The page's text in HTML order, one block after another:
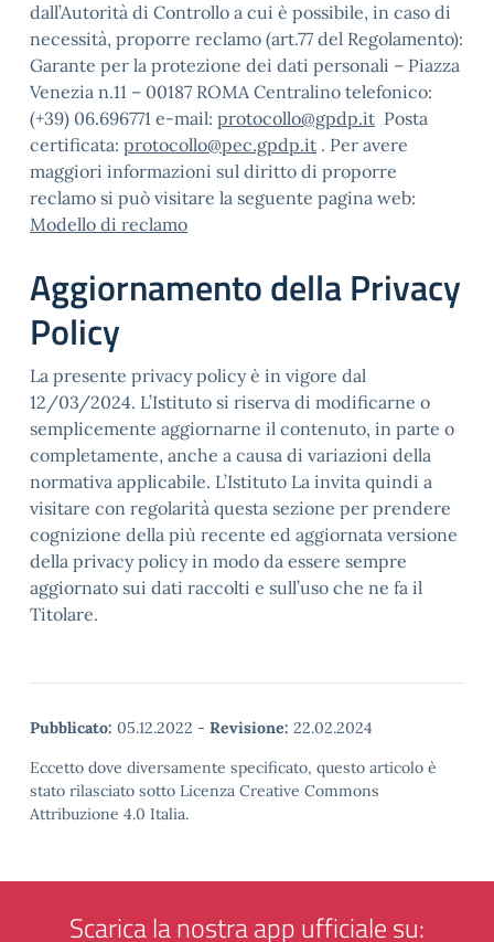
dall’Autorità di Controllo a cui è possibile, in caso di
necessità, proporre reclamo (art.77 del Regolamento):
Garante per la protezione dei dati personali – Piazza
Venezia n.11 – 00187 ROMA Centralino telefonico:
(+39) 06.696771 e-mail: protocollo@gpdp.it Posta
certificata: protocollo@pec.gpdp.it . Per avere
maggiori informazioni sul diritto di proporre
reclamo si può visitare la seguente pagina web:
Modello di reclamo
Aggiornamento della Privacy
Policy
La presente privacy policy è in vigore dal
12/03/2024. L’Istituto si riserva di modificarne o
semplicemente aggiornarne il contenuto, in parte o
completamente, anche a causa di variazioni della
normativa applicabile. L’Istituto La invita quindi a
visitare con regolarità questa sezione per prendere
cognizione della più recente ed aggiornata versione
della privacy policy in modo da essere sempre
aggiornato sui dati raccolti e sull’uso che ne fa il
Titolare.
Pubblicato: 05.12.2022 - Revisione: 22.02.2024
Eccetto dove diversamente specificato, questo articolo è
stato rilasciato sotto Licenza Creative Commons
Attribuzione 4.0 Italia.
Scarica la nostra app ufficiale su: